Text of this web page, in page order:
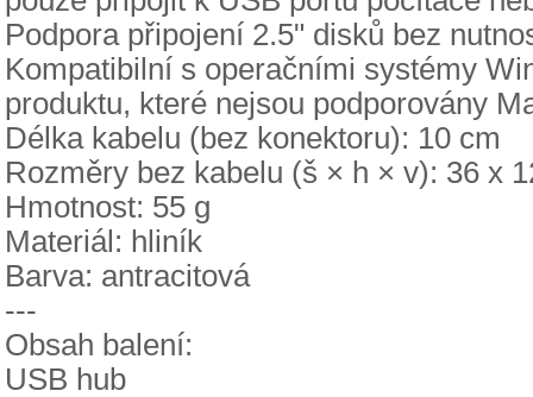
Podpora připojení 2.5" disků bez
Kompatibilní s operačními systémy
produktu, které nejsou podporovány
Délka kabelu (bez konektoru): 10 cm
Rozměry bez kabelu (š × h × v): 36 x
Hmotnost: 55 g
Materiál: hliník
Barva: antracitová
---
Obsah balení:
USB hub